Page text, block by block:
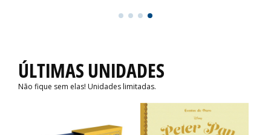
ÚLTIMAS UNIDADES
Não fique sem elas! Unidades limitadas.